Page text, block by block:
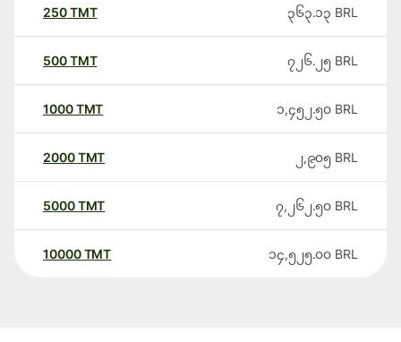
250TMT ၃၆၃.၁၃ BRL
500TMT ၇၂၆.၂၅ BRL
1000TMT ၁,၄၅၂.၅၀ BRL
2000TMT ၂,၉၀၅ BRL
5000TMT ၇,၂၆၂.၅၀ BRL
10000 TMT ၁၄,၅၂၅.၀၀ BRL